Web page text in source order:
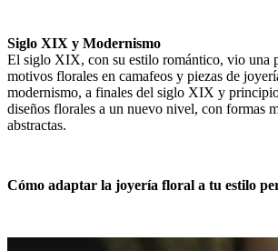
Siglo XIX y Modernismo
El siglo XIX, con su estilo romántico, vio una
motivos florales en camafeos y piezas de
modernismo, a finales del siglo XIX y
diseños florales a un nuevo nivel, con formas
abstractas.
Cómo adaptar la joyería floral a tu estilo